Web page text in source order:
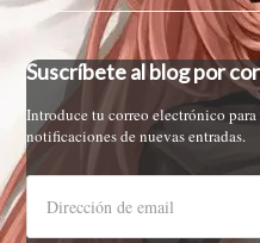
Suscríbete al blog por
Introduce tu correo electrónico
notificaciones de nuevas entradas.